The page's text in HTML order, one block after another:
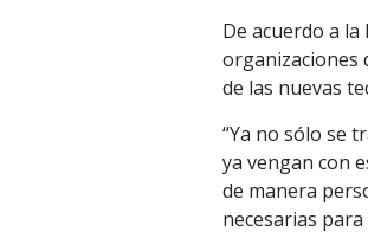
De acuerdo a
organizaciones
de las nuevas
“Ya no sólo se
ya vengan con
de manera
necesarias